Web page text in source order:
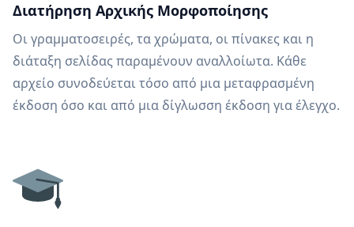
Διατήρηση Αρχικής Μορφοποίησης
Οι γραμματοσειρές, τα χρώματα, οι πίνακες και η
διάταξη σελίδας παραμένουν αναλλοίωτα. Κάθε
αρχείο συνοδεύεται τόσο από μια μεταφρασμένη
έκδοση όσο και από μια δίγλωσση έκδοση για έλεγχο.